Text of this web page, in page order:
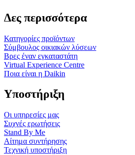
Δες περισσότερα
Κατηγορίες προϊόντων
Σύμβουλος οικιακών λύσεων
Βρες έναν εγκαταστάτη
Virtual Experience Centre
Ποια είναι η Daikin
Υποστήριξη
Οι υπηρεσίες μας
Συχνές ερωτήσεις
Stand By Me
Αίτημα συντήρησης
Τεχνική υποστήριξη